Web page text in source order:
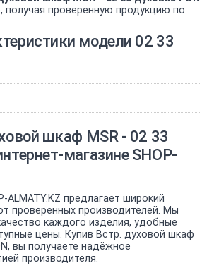
, получая проверенную продукцию по
модели 02 33
шкаф MSR - 02 33
магазине SHOP-
ALMATY.KZ предлагает широкий
проверенных производителей. Мы
каждого изделия, удобные
цены. Купив Встр. духовой шкаф
вы получаете надёжное
производителя.